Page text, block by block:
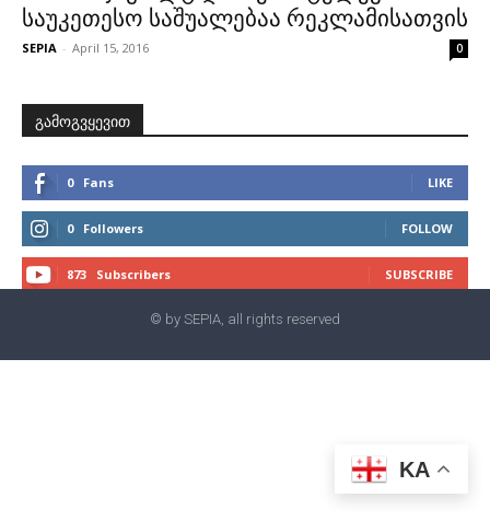
საუკეთესო საშუალებაა რეკლამისათვის
SEPIA - April 15, 2016 0
გამოგვყევით
0 Fans LIKE
0 Followers FOLLOW
873 Subscribers SUBSCRIBE
© by SEPIA, all rights reserved
KA